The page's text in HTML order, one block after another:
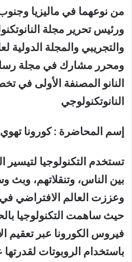
من نوعهما في ماليزيا
ورئيس تحرير مجلة
والتجريبي والمجلة الدولية
ومحرر مشارك في مجلة
النانو المصنفة الأولى في
النانوتكنولوجي
إسم المحاضرة : كورونا تهوي
تستخدم التكنولوجيا لتيسير
بين الناس، وتنقلاتهم، وبث
وعززت العالم الافتراضي
حيث ساهمت التكنولوجيا
فيروس الكورونا عبر تعقيم
باستخدام الروبوتات